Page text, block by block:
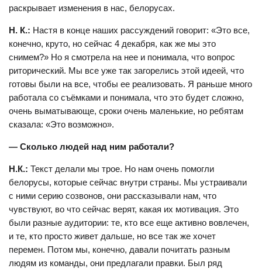
раскрывает изменения в нас, белорусах.
Н. К.: Настя в конце наших рассуждений говорит: «Это все,
конечно, круто, но сейчас 4 декабря, как же мы это
снимем?» Но я смотрела на нее и понимала, что вопрос
риторический. Мы все уже так загорелись этой идеей, что
готовы были на все, чтобы ее реализовать. Я раньше много
работала со съёмками и понимала, что это будет сложно,
очень выматывающе, сроки очень маленькие, но ребятам
сказала: «Это возможно».
— Сколько людей над ним работали?
Н.К.: Текст делали мы трое. Но нам очень помогли
белорусы, которые сейчас внутри страны. Мы устраивали
с ними серию созвонов, они рассказывали нам, что
чувствуют, во что сейчас верят, какая их мотивация. Это
были разные аудитории: те, кто все еще активно вовлечен,
и те, кто просто живет дальше, но все так же хочет
перемен. Потом мы, конечно, давали почитать разным
людям из команды, они предлагали правки. Был ряд